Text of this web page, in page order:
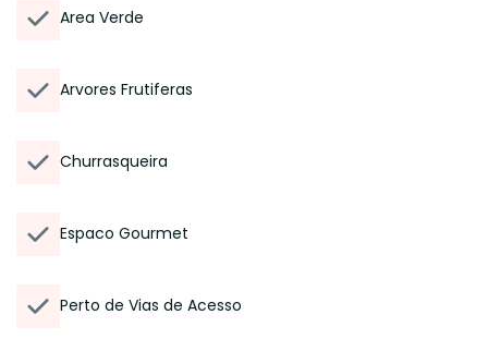
Area Verde
Arvores Frutiferas
Churrasqueira
Espaco Gourmet
Perto de Vias de Acesso